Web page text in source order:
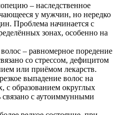
– наследственное
у мужчин, но нередко
Проблема начинается с
зонах, особенно на
– равномерное поредение
со стрессом, дефицитом
или приёмом лекарств.
выпадение волос на
с образованием округлых
с аутоиммунными